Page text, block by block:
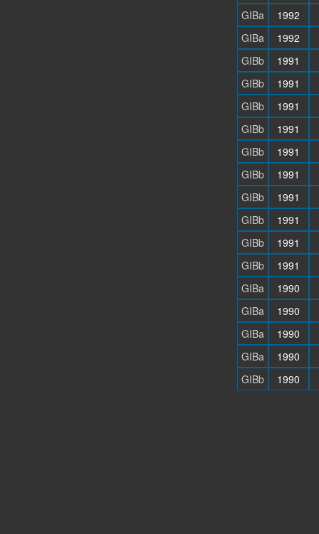
GIBa
1992
GIBa
1992
GIBb
1991
GIBb
1991
GIBb
1991
GIBb
1991
GIBb
1991
GIBb
1991
GIBb
1991
GIBb
1991
GIBb
1991
GIBb
1991
GIBa
1990
GIBa
1990
GIBa
1990
GIBa
1990
GIBb
1990